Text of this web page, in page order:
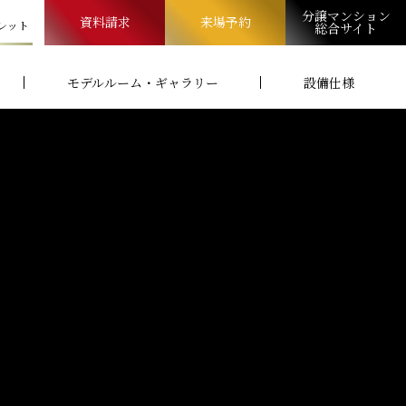
モデルルーム・ギャラリー 設備仕様
ット 資料請求 来場予約 分譲マンション
総合サイト